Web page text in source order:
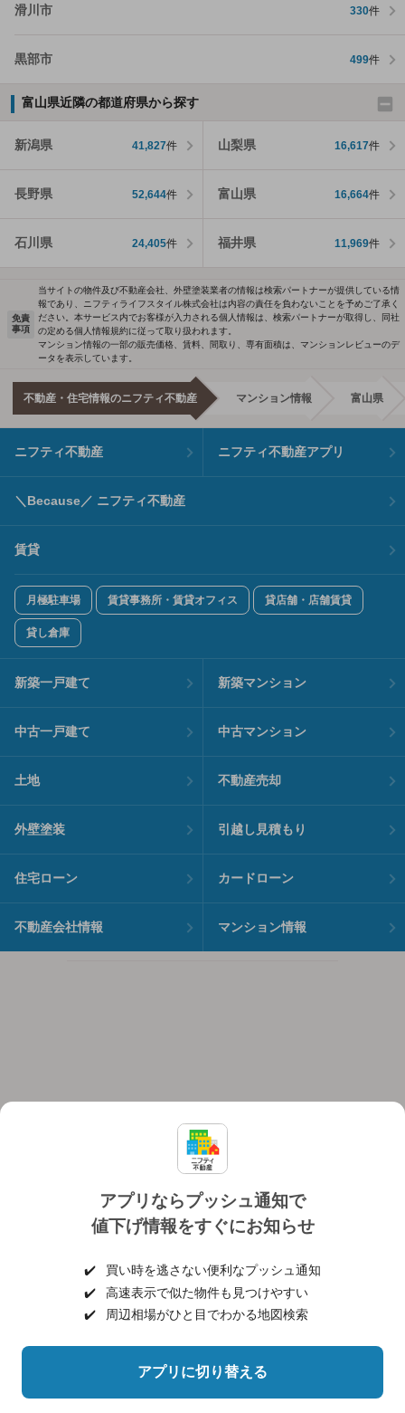
滑川市 330件
黒部市 499件
富山県近隣の都道府県から探す
新潟県 41,827件 山梨県 16,617件
長野県 52,644件 富山県 16,664件
石川県 24,405件 福井県 11,969件
アプリならプッシュ通知で
値下げ情報をすぐにお知らせ
✔️
買い時を逃さない便利なプッシュ通知
✔️
高速表示で似た物件も見つけやすい
✔️
周辺相場がひと目でわかる地図検索
アプリに切り替える
免責
事項
当サイトの物件及び不動産会社、外壁塗装業者の情報は検索パートナーが提供している情
報であり、ニフティライフスタイル株式会社は内容の責任を負わないことを予めご了承く
ださい。本サービス内でお客様が入力される個人情報は、検索パートナーが取得し、同社
の定める個人情報規約に従って取り扱われます。
マンション情報の一部の販売価格、賃料、間取り、専有面積は、マンションレビューのデ
ータを表示しています。
不動産・住宅情報のニフティ不動産 マンション情報 富山県
ニフティ不動産 ニフティ不動産アプリ
＼Because／ ニフティ不動産
賃貸
月極駐車場 賃貸事務所・賃貸オフィス 貸店舗・店舗賃貸
貸し倉庫
新築一戸建て 新築マンション
中古一戸建て 中古マンション
土地 不動産売却
外壁塗装 引越し見積もり
住宅ローン カードローン
不動産会社情報 マンション情報
個人情報保護ポリシー 利用規約
ヘルプ・お問い合わせ 採用情報
©NIFTY Lifestyle Co., Ltd.